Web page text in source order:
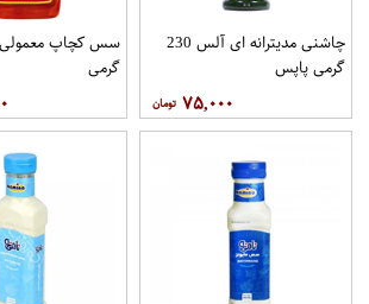
چاشنی مدیترانه ای آلس 230
گرمی پاپس
۷۵,۰۰۰
گرمی